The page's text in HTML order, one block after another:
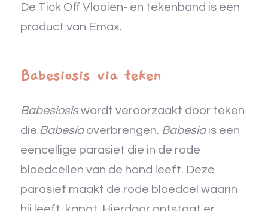
De Tick Off Vlooien- en tekenband is een
product van Emax.
Babesiosis via teken
Babesiosiswordt veroorzaakt door teken
die Babesiaoverbrengen. Babesiais een
eencellige parasiet die in de rode
bloedcellen van de hond leeft. Deze
parasiet maakt de rode bloedcel waarin